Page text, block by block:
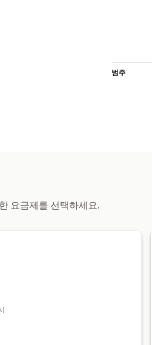
범주
요금제를 선택하세요.